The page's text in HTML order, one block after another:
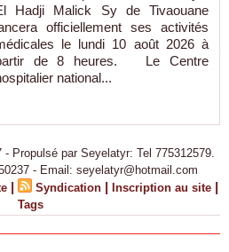
Hadji Malick Sy de Tivaouane
officiellement ses activités
le lundi 10 août 2026 à
de 8 heures. Le Centre
national...
Propulsé par Seyelatyr: Tel 775312579.
- Email: seyelatyr@hotmail.com
| Syndication | Inscription au site |
Tags